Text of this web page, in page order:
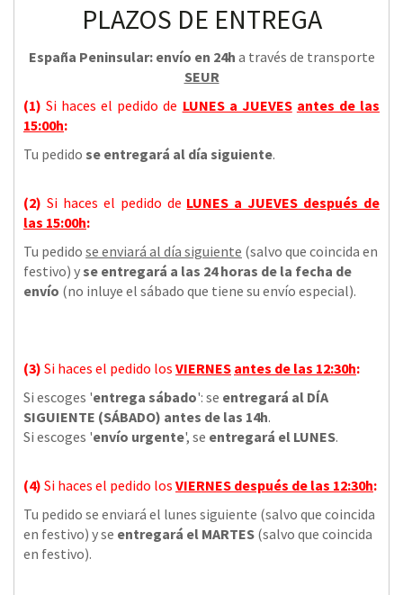
PLAZOS DE ENTREGA
España Peninsular: envío en 24h a través de transporte
SEUR
(1)Si haces el pedido de LUNES a JUEVES antes de las
15:00h:
Tu pedido se entregará al día siguiente.
(2) Si haces el pedido de LUNES a JUEVES después de
las 15:00h:
Tu pedido se enviará al día siguiente (salvo que coincida en
festivo) yse entregará a las 24 horas de la fecha de
envío (no inluye el sábado que tiene su envío especial).
(3) Si haces el pedido los VIERNES antes de las 12:30h:
Si escoges 'entrega sábado': se entregará al DÍA
SIGUIENTE (SÁBADO) antes de las 14h.
Si escoges 'envío urgente', se entregará el LUNES.
(4) Si haces el pedido los VIERNES después de las 12:30h:
Tu pedido se enviará el lunes siguiente (salvo que coincida
en festivo) y se entregará el MARTES (salvo que coincida
en festivo).